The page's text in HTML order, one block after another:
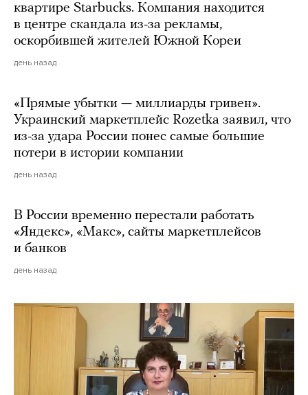
квартире Starbucks. Компания находится
в центре скандала из-за рекламы,
оскорбившей жителей Южной Кореи
день назад
«Прямые убытки — миллиарды гривен».
Украинский маркетплейс Rozetka заявил, что
из-за удара России понес самые большие
потери в истории компании
день назад
В России временно перестали работать
«Яндекс», «Макс», сайты маркетплейсов
и банков
день назад